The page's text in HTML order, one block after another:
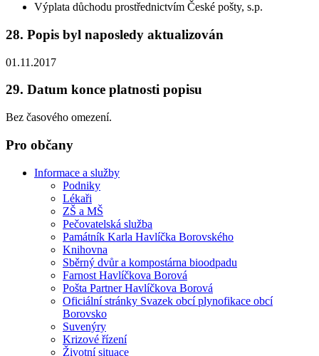
Výplata důchodu prostřednictvím České pošty, s.p.
28. Popis byl naposledy aktualizován
01.11.2017
29. Datum konce platnosti popisu
Bez časového omezení.
Pro občany
Informace a služby
Podniky
Lékaři
ZŠ a MŠ
Pečovatelská služba
Památník Karla Havlíčka Borovského
Knihovna
Sběrný dvůr a kompostárna bioodpadu
Farnost Havlíčkova Borová
Pošta Partner Havlíčkova Borová
Oficiální stránky Svazek obcí plynofikace obcí
Borovsko
Suvenýry
Krizové řízení
Životní situace